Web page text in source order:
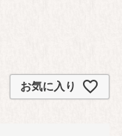
お気に入り